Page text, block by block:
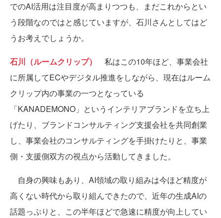
でのAI活用は注目度が高まりつつも、まだこれからとい
う段階なのではと感じていますが、石川さんとしてはど
うお考えでしょうか。
石川（ルームクリップ）
私はこの10年ほど、事業会社
に所属してECやデジタル推進をしながら、現在はルーム
クリップ内の事業の一つとなっている
「KANADEMONO」というインテリアブランドを立ち上
げたり、ブランドコンサルティング支援会社を共同創業
し、事業会社のコンサルティングを手掛けたりと、事業
側・支援側双方の視点から活動してきました。
自身の興味もあり、AI領域の取り組みは今ほど精度が
高くない時代から取り組んできたので、近年の生成AIの
話題っぷりと、この半年ほどで急速に精度が向上してい